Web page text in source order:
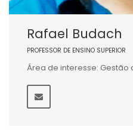
Rafael Budach
PROFESSOR DE ENSINO SUPERIOR
Área de interesse: Gestão